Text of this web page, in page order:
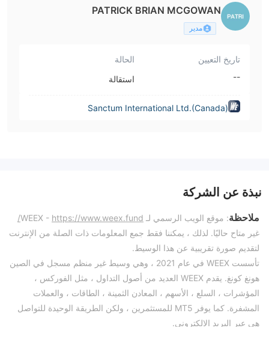
PATRICK BRIAN MCGOWAN
مدير
تاريخ التعيين
--
الحالة
استقالة
Sanctum International Ltd.(Canada)
نبذة عن الشركة
ملاحظة: موقع الويب الرسمي لـ WEEX - https://www.weex.fund/
غير متاح حاليًا. لذلك ، يمكننا فقط جمع المعلومات ذات الصلة من الإنترنت
لتقديم صورة تقريبية عن هذا الوسيط.
تأسست WEEX في عام 2021 ، وهي وسيط غير منظم مسجل في الصين
هونغ كونغ. يقدم WEEX العديد من أصول التداول ، مثل الفوركس ،
المؤشرات ، السلع ، الأسهم ، المعادن الثمينة ، الطاقات ، والعملات
المشفرة. كما يوفر MT5 للمستثمرين ، ولكن الطريقة الوحيدة للتواصل
هي عبر البريد الإلكتروني.